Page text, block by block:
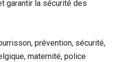
garantir la sécurité des
prévention, sécurité,
maternité, police